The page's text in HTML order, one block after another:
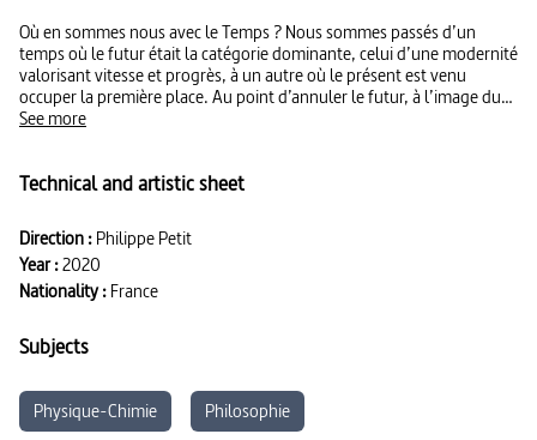
Où en sommes nous avec le Temps ? Nous sommes passés d’un
temps où le futur était la catégorie dominante, celui d’une modernité
valorisant vitesse et progrès, à un autre où le présent est venu
occuper la première place. Au point d’annuler le futur, à l’image du
Comité invisible, qui dans son manifeste, Maintenant (La Fabrique,
est sorti, s’intéresse aux Apocalypses, et s’interroge sur le nouveau
leçon d’Histoire !
See more
Technical and artistic sheet
Direction :Philippe Petit
Year :2020
Nationality :France
Subjects
Physique-Chimie
Philosophie